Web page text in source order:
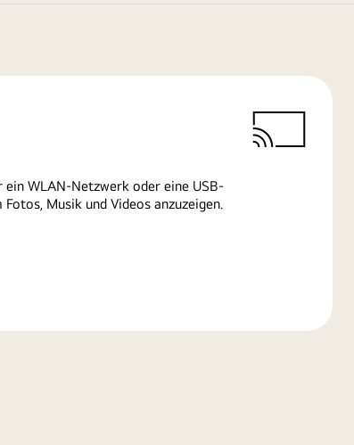
WLAN-Netzwerk oder eine USB-
Musik und Videos anzuzeigen.